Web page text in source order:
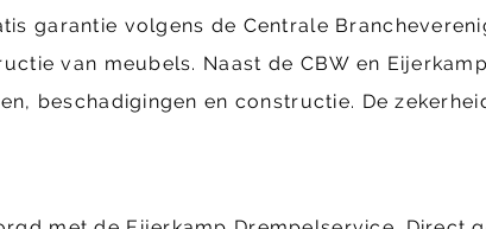
garantie volgens de Centrale
van meubels. Naast de CBW en
beschadigingen en constructie. De